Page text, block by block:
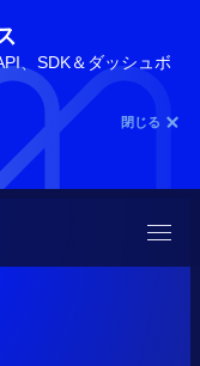
、SDK＆ダッシュボ
閉じる